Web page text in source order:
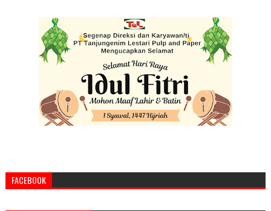
FACEBOOK